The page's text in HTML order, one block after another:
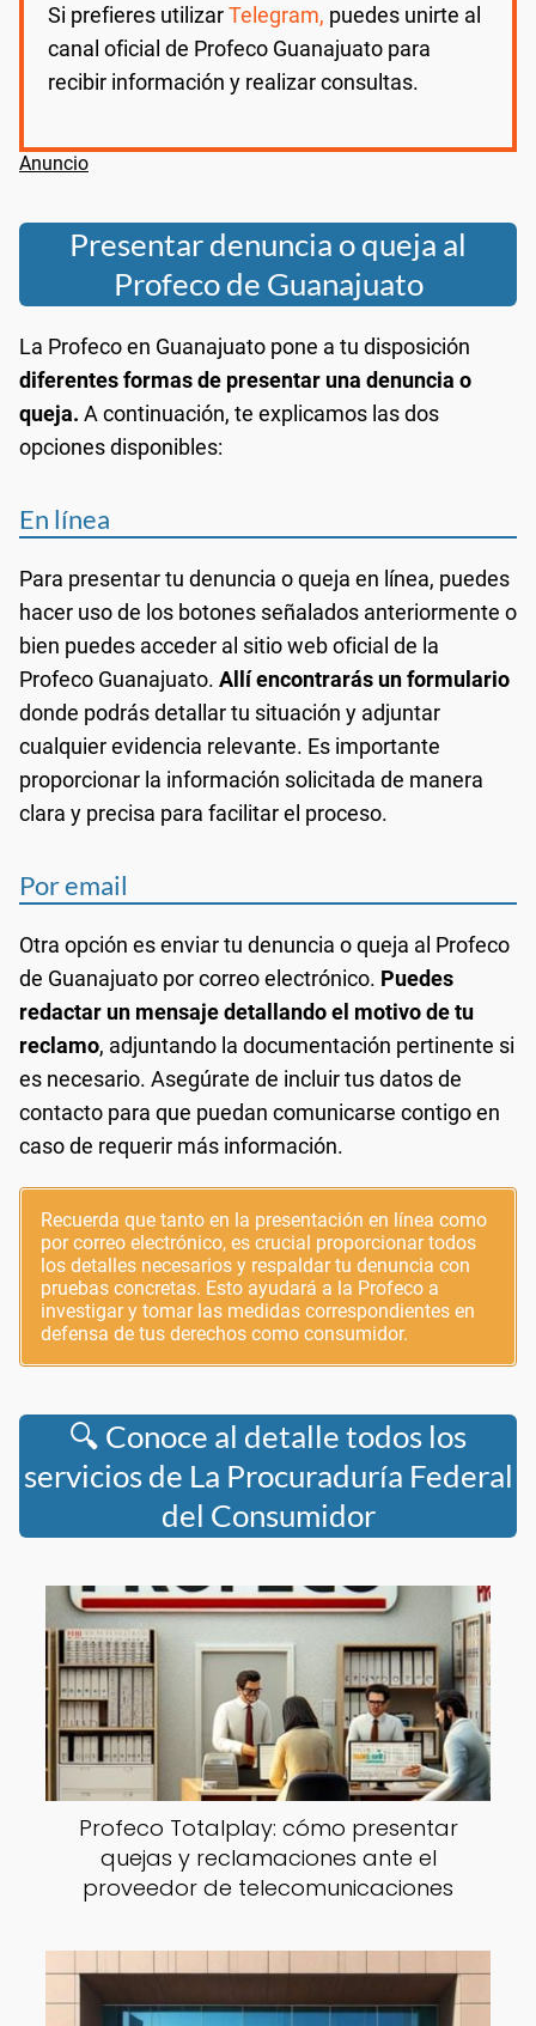
Si prefieres utilizarTelegram, puedes unirte al
canal oficial de Profeco Guanajuato para
recibir información y realizar consultas.
Presentar denuncia o queja al
Profeco de Guanajuato
La Profeco en Guanajuato pone a tu disposición
diferentes formas de presentar una denuncia o
queja. A continuación, te explicamos las dos
opciones disponibles:
En línea
Para presentar tu denuncia o queja en línea, puedes
hacer uso de los botones señalados anteriormente o
bien puedes acceder al sitio web oficial de la
Profeco Guanajuato. Allí encontrarás un formulario
donde podrás detallar tu situación y adjuntar
cualquier evidencia relevante. Es importante
proporcionar la información solicitada de manera
clara y precisa para facilitar el proceso.
Por email
Otra opción es enviar tu denuncia o queja al Profeco
de Guanajuato por correo electrónico. Puedes
redactar un mensaje detallando el motivo de tu
reclamo, adjuntando la documentación pertinente si
es necesario. Asegúrate de incluir tus datos de
contacto para que puedan comunicarse contigo en
caso de requerir más información.
Recuerda que tanto en la presentación en línea como
por correo electrónico, es crucial proporcionar todos
los detalles necesarios y respaldar tu denuncia con
pruebas concretas. Esto ayudará a la Profeco a
investigar y tomar las medidas correspondientes en
defensa de tus derechos como consumidor.
🔍 Conoce al detalle todos los
servicios de La Procuraduría Federal
del Consumidor
Profeco Totalplay: cómo presentar
quejas y reclamaciones ante el
proveedor de telecomunicaciones